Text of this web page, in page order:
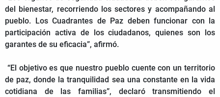
del bienestar, recorriendo los sectores y acompañando al
pueblo. Los Cuadrantes de Paz deben funcionar con la
participación activa de los ciudadanos, quienes son los
garantes de su eficacia”, afirmó.
“El objetivo es que nuestro pueblo cuente con un territorio
de paz, donde la tranquilidad sea una constante en la vida
cotidiana de las familias”, declaró transmitiendo el